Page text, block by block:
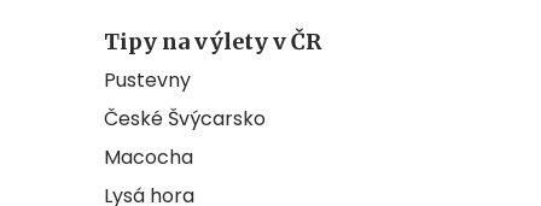
Tipy na výlety v ČR
Pustevny
České Švýcarsko
Macocha
Lysá hora